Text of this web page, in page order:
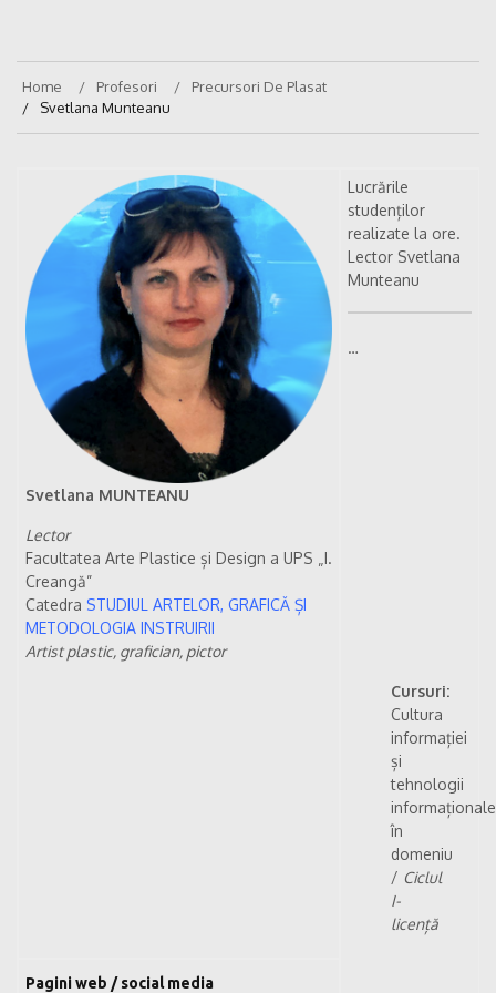
Home Profesori
Precursori De Plasat
Svetlana Munteanu
Svetlana MUNTEANU
Lector
Facultatea Arte Plastice și Design a UPS „I.
Creangă”
Catedra STUDIUL ARTELOR, GRAFICĂ ȘI
METODOLOGIA INSTRUIRII
Artist plastic, grafician, pictor
Cursuri:
Cultura
informației
și
tehnologii
informaționale
în
domeniu
/ Ciclul
I-
licență
Lucrările
studenților
realizate la ore.
Lector Svetlana
Munteanu
…
Pagini web / social media